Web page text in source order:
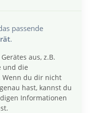
passende
.
aus, z.B.
und die
Wenn du dir nicht
hast, kannst du
Informationen